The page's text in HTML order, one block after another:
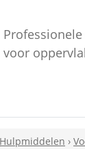
voor
Hulpmiddelen ›